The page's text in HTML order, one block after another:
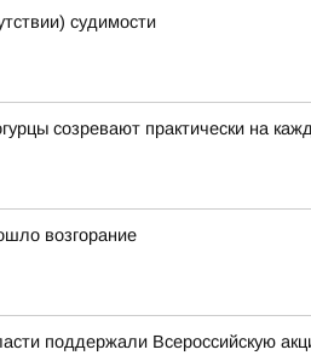
судимости
созревают практически на
возгорание
поддержали Всероссийскую